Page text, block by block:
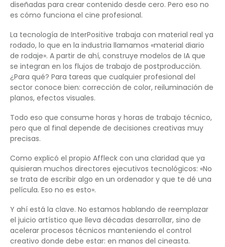
diseñadas para crear contenido desde cero. Pero eso no
es cómo funciona el cine profesional.
La tecnología de InterPositive trabaja con material real ya
rodado, lo que en la industria llamamos «material diario
de rodaje». A partir de ahí, construye modelos de IA que
se integran en los flujos de trabajo de postproducción.
¿Para qué? Para tareas que cualquier profesional del
sector conoce bien: corrección de color, reiluminación de
planos, efectos visuales.
Todo eso que consume horas y horas de trabajo técnico,
pero que al final depende de decisiones creativas muy
precisas.
Como explicó el propio Affleck con una claridad que ya
quisieran muchos directores ejecutivos tecnológicos: «No
se trata de escribir algo en un ordenador y que te dé una
película. Eso no es esto».
Y ahí está la clave. No estamos hablando de reemplazar
el juicio artístico que lleva décadas desarrollar, sino de
acelerar procesos técnicos manteniendo el control
creativo donde debe estar: en manos del cineasta.